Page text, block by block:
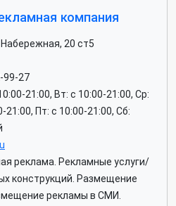
компания
20 ст5
99-27
21:00, Вт: c 10:00-21:00, Ср:
21:00, Пт: c 10:00-21:00, Сб:
реклама. Рекламные услуги/
конструкций. Размещение
рекламы в СМИ.